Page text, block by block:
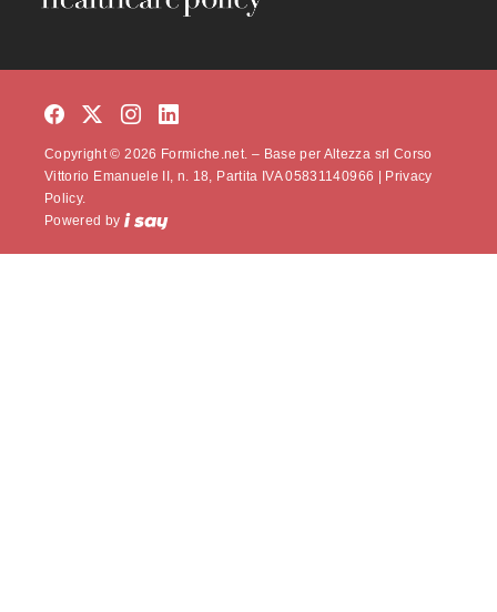
Copyright © 2026 Formiche.net. – Base per Altezza srl Corso
Vittorio Emanuele II, n. 18, Partita IVA 05831140966 | Privacy
Policy.
Powered by